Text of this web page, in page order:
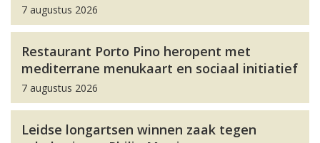
7 augustus 2026
Restaurant Porto Pino heropent met
mediterrane menukaart en sociaal initiatief
7 augustus 2026
Leidse longartsen winnen zaak tegen